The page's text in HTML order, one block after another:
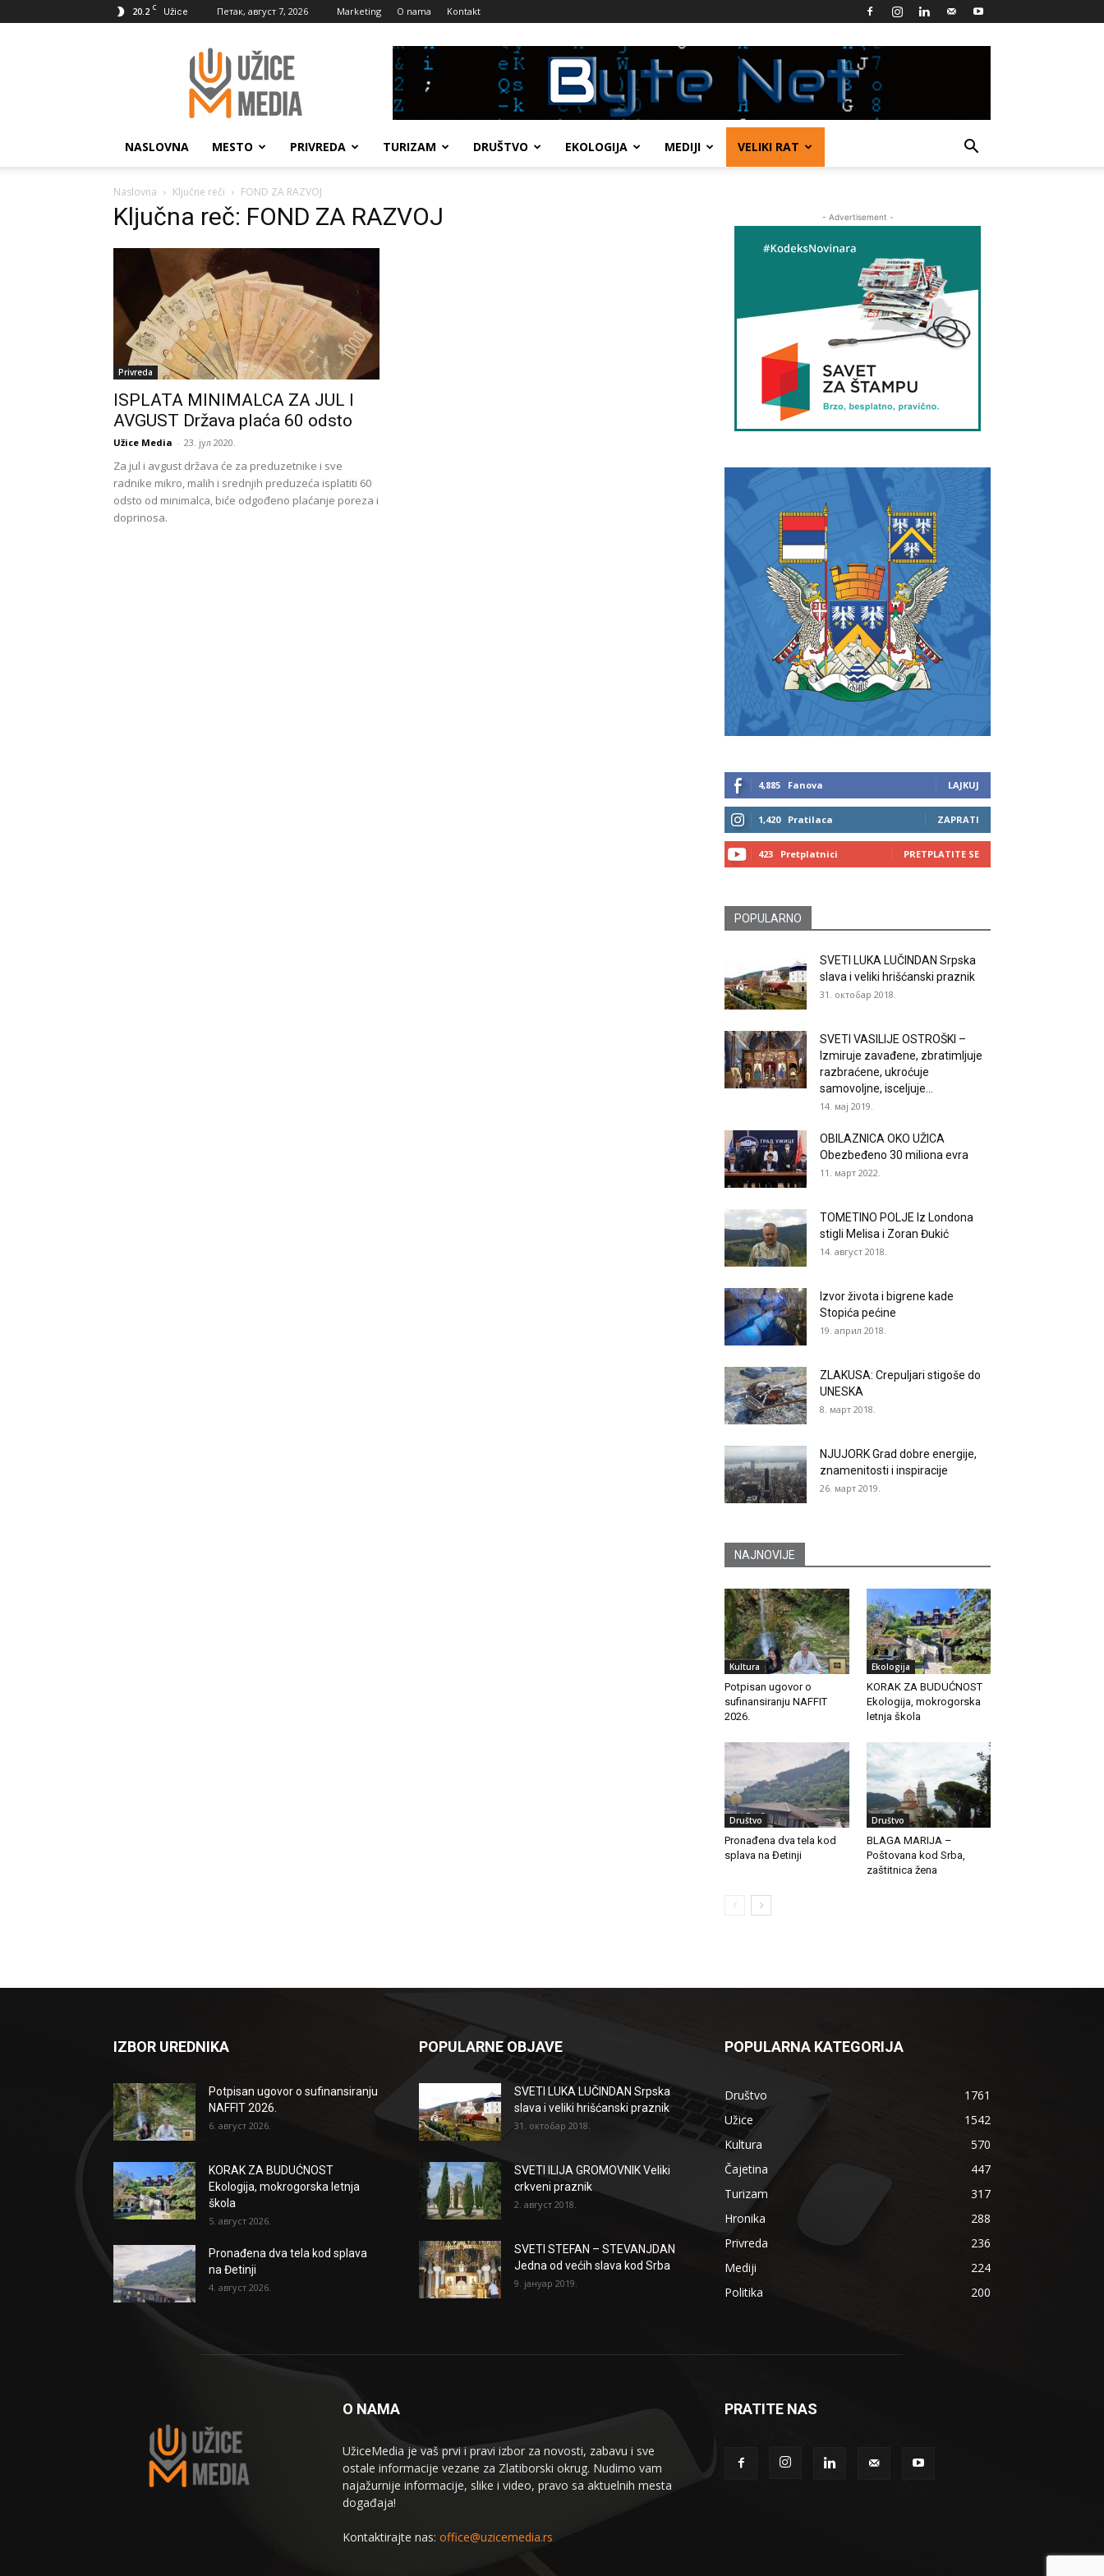
20.2 C Užice Петак, август 7, 2026 Marketing O nama Kontakt
UžiceMedia
NASLOVNA MESTO PRIVREDA TURIZAM DRUŠTVO EKOLOGIJA MEDIJI VELIKI RAT
Naslovna Ključne reči FOND ZA RAZVOJ
Ključna reč: FOND ZA RAZVOJ
Privreda
ISPLATA MINIMALCA ZA JUL I
AVGUST Država plaća 60 odsto
Užice Media - 23. јул 2020.
Za jul i avgust država će za preduzetnike i sve
radnike mikro, malih i srednjih preduzeća isplatiti 60
odsto od minimalca, biće odgođeno plaćanje poreza i
doprinosa.
- Advertisement -
4,885 Fanova LAJKUJ
1,420 Pratilaca ZAPRATI
423 Pretplatnici PRETPLATITE SE
POPULARNO
SVETI LUKA LUČINDAN Srpska
slava i veliki hrišćanski praznik
31. октобар 2018.
SVETI VASILIJE OSTROŠKI –
Izmiruje zavađene, zbratimljuje
razbraćene, ukroćuje
samovoljne, isceljuje...
14. мај 2019.
OBILAZNICA OKO UŽICA
Obezbeđeno 30 miliona evra
11. март 2022.
TOMETINO POLJE Iz Londona
stigli Melisa i Zoran Đukić
14. август 2018.
Izvor života i bigrene kade
Stopića pećine
19. април 2018.
ZLAKUSA: Crepuljari stigoše do
UNESKA
8. март 2018.
NJUJORK Grad dobre energije,
znamenitosti i inspiracije
26. март 2019.
NAJNOVIJE
Kultura
Potpisan ugovor o
sufinansiranju NAFFIT
2026.
Ekologija
KORAK ZA BUDUĆNOST
Ekologija, mokrogorska
letnja škola
Društvo
Pronađena dva tela kod
splava na Đetinji
Društvo
BLAGA MARIJA –
Poštovana kod Srba,
zaštitnica žena
IZBOR UREDNIKA
Potpisan ugovor o sufinansiranju
NAFFIT 2026.
6. август 2026.
KORAK ZA BUDUĆNOST
Ekologija, mokrogorska letnja
škola
5. август 2026.
Pronađena dva tela kod splava
na Đetinji
4. август 2026.
POPULARNE OBJAVE
SVETI LUKA LUČINDAN Srpska
slava i veliki hrišćanski praznik
31. октобар 2018.
SVETI ILIJA GROMOVNIK Veliki
crkveni praznik
2. август 2018.
SVETI STEFAN – STEVANJDAN
Jedna od većih slava kod Srba
9. јануар 2019.
POPULARNA KATEGORIJA
Društvo
1761
Užice
1542
Kultura
570
Čajetina
447
Turizam
317
Hronika
288
Privreda
236
Mediji
224
Politika
200
O NAMA
UžiceMedia je vaš prvi i pravi izbor za novosti, zabavu i sve
ostale informacije vezane za Zlatiborski okrug. Nudimo vam
najažurnije informacije, slike i video, pravo sa aktuelnih mesta
događaja!
Kontaktirajte nas: office@uzicemedia.rs
PRATITE NAS